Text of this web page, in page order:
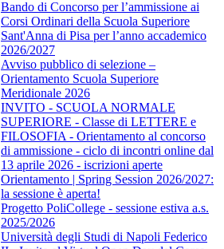
Bando di Concorso per l’ammissione ai
Corsi Ordinari della Scuola Superiore
Sant'Anna di Pisa per l’anno accademico
2026/2027
Avviso pubblico di selezione –
Orientamento Scuola Superiore
Meridionale 2026
INVITO - SCUOLA NORMALE
SUPERIORE - Classe di LETTERE e
FILOSOFIA - Orientamento al concorso
di ammissione - ciclo di incontri online dal
13 aprile 2026 - iscrizioni aperte
Orientamento | Spring Session 2026/2027:
la sessione è aperta!
Progetto PoliCollege - sessione estiva a.s.
2025/2026
Università degli Studi di Napoli Federico